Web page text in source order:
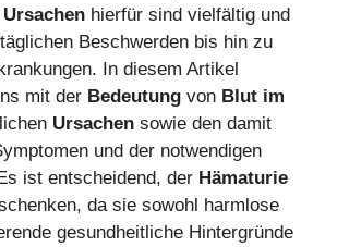
Ursachen hierfür sind vielfältig und
Beschwerden bis hin zu
In diesem Artikel
mit der Bedeutung von Blut im
Ursachen sowie den damit
und der notwendigen
ist entscheidend, der Hämaturie
da sie sowohl harmlose
gesundheitliche Hintergründe